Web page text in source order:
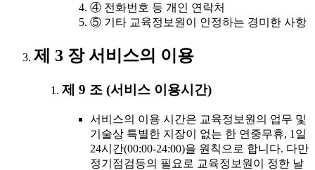
④ 전화번호 등 개인 연락처
⑤ 기타 교육정보원이 인정하는 경미한 사항
제 3 장 서비스의 이용
제 9 조 (서비스 이용시간)
서비스의 이용 시간은 교육정보원의 업무 및
기술상 특별한 지장이 없는 한 연중무휴, 1일
24시간(00:00-24:00)을 원칙으로 합니다. 다만
정기점검등의 필요로 교육정보원이 정한 날